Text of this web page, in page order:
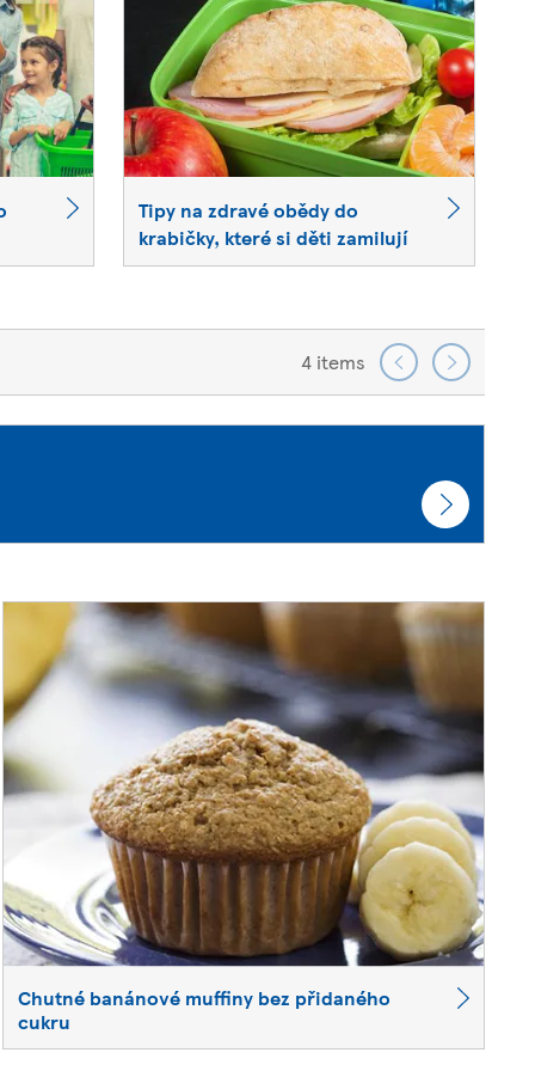
Tipy na zdravé obědy do
krabičky, které si děti zamilují
4 items
Chutné banánové muffiny bez přidaného
cukru